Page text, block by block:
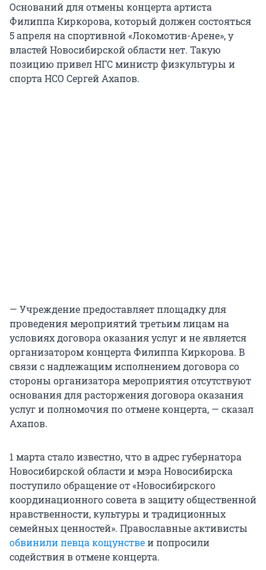
Оснований для отмены концерта артиста
Филиппа Киркорова, который должен состояться
5 апреля на спортивной «Локомотив-Арене», у
властей Новосибирской области нет. Такую
позицию привел НГС министр физкультуры и
спорта НСО Сергей Ахапов.
— Учреждение предоставляет площадку для
проведения мероприятий третьим лицам на
условиях договора оказания услуг и не является
организатором концерта Филиппа Киркорова. В
связи с надлежащим исполнением договора со
стороны организатора мероприятия отсутствуют
основания для расторжения договора оказания
услуг и полномочия по отмене концерта, — сказал
Ахапов.
1 марта стало известно, что в адрес губернатора
Новосибирской области и мэра Новосибирска
поступило обращение от «Новосибирского
координационного совета в защиту общественной
нравственности, культуры и традиционных
семейных ценностей». Православные активисты
обвинили певца кощунствеи попросили
содействия в отмене концерта.